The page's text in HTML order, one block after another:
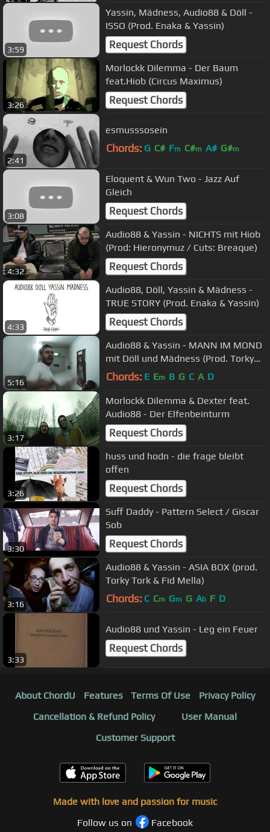
3:59
Yassin, Mädness, Audio88 & Döll -
ISSO (Prod. Enaka & Yassin)
Request Chords
3:26
Morlockk Dilemma - Der Baum
feat.Hiob (Circus Maximus)
Request Chords
2:41
esmusssosein
Chords: G C# Fm C#m A# G#m
3:08
Eloquent & Wun Two - Jazz Auf
Gleich
Request Chords
4:32
Audio88 & Yassin - NICHTS mit Hiob
(Prod: Hieronymuz / Cuts: Breaque)
Request Chords
4:33
Audio88, Döll, Yassin & Mädness -
TRUE STORY (Prod. Enaka & Yassin)
Request Chords
5:16
Audio88 & Yassin - MANN IM MOND
mit Döll und Mädness (Prod. Torky
Tork / Cuts: Breaque) Offiziell HD
Chords: E Em B G C A D
3:17
Morlockk Dilemma & Dexter feat.
Audio88 - Der Elfenbeinturm
Request Chords
3:26
huss und hodn - die frage bleibt
offen
Request Chords
3:30
Suff Daddy - Pattern Select / Giscar
Sob
Request Chords
3:16
Audio88 & Yassin - ASIA BOX (prod.
Torky Tork & Fid Mella)
Chords: C Cm Gm G Ab F D
3:33
Audio88 und Yassin - Leg ein Feuer
Request Chords
About ChordU Features Terms Of Use
Privacy Policy
Cancellation & Refund Policy
User Manual
Customer Support
Made with love and passion for music
Follow us on
Facebook